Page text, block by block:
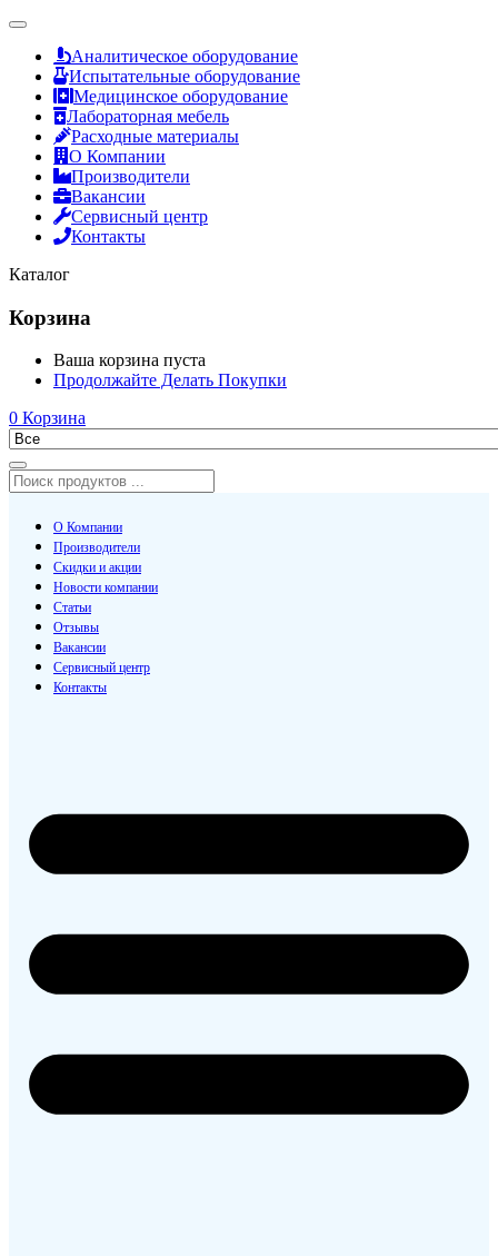
Аналитическое оборудование
Испытательные оборудование
Медицинское оборудование
Лабораторная мебель
Расходные материалы
О Компании
Производители
Вакансии
Сервисный центр
Контакты
Каталог
Корзина
Ваша корзина пуста
Продолжайте Делать Покупки
0 Корзина
О Компании
Производители
Скидки и акции
Новости компании
Статьи
Отзывы
Вакансии
Сервисный центр
Контакты